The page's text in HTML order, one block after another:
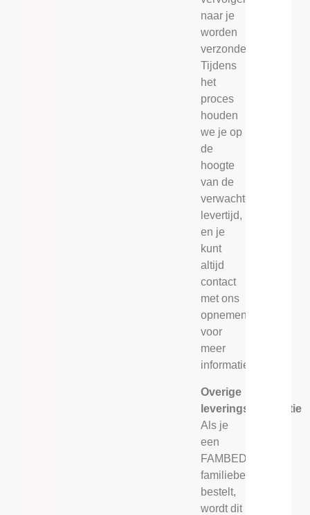
naar je
worden
verzonden.
Tijdens
het
proces
houden
we je op
de
hoogte
van de
verwachte
levertijd,
en je
kunt
altijd
contact
met ons
opnemen
voor
meer
informatie.
Overige
leveringsinformatie
Als je
een
FAMBED®
familiebed
bestelt,
wordt dit